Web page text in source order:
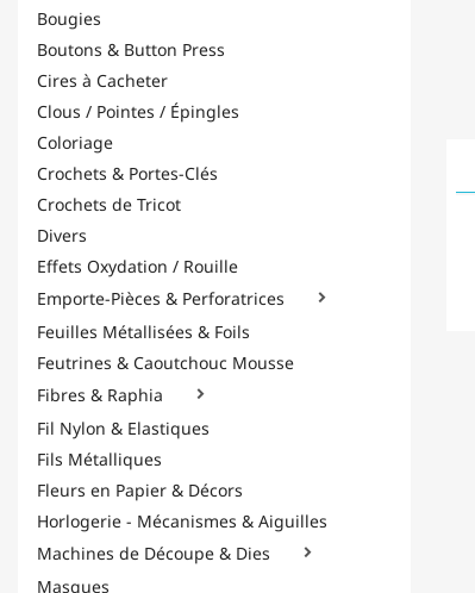
Bougies
Boutons & Button Press
Cires à Cacheter
Clous / Pointes / Épingles
Coloriage
Crochets & Portes-Clés
Crochets de Tricot
Divers
Effets Oxydation / Rouille
Emporte-Pièces & Perforatrices

Feuilles Métallisées & Foils
Feutrines & Caoutchouc Mousse
Fibres & Raphia

Fil Nylon & Elastiques
Fils Métalliques
Fleurs en Papier & Décors
Horlogerie - Mécanismes & Aiguilles
Machines de Découpe & Dies

Masques